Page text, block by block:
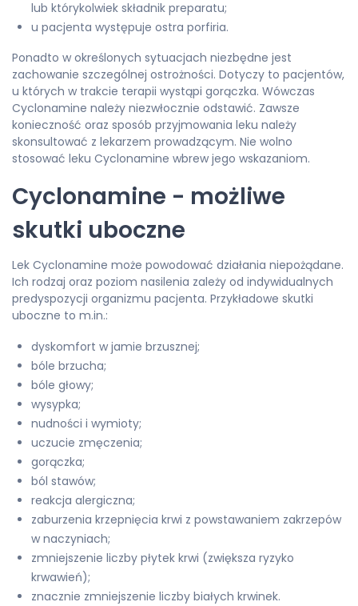
lub którykolwiek składnik preparatu;
u pacjenta występuje ostra porfiria.
Ponadto w określonych sytuacjach niezbędne jest
zachowanie szczególnej ostrożności. Dotyczy to pacjentów,
u których w trakcie terapii wystąpi gorączka. Wówczas
Cyclonamine należy niezwłocznie odstawić. Zawsze
konieczność oraz sposób przyjmowania leku należy
skonsultować z lekarzem prowadzącym. Nie wolno
stosować leku Cyclonamine wbrew jego wskazaniom.
Cyclonamine - możliwe
skutki uboczne
Lek Cyclonamine może powodować działania niepożądane.
Ich rodzaj oraz poziom nasilenia zależy od indywidualnych
predyspozycji organizmu pacjenta. Przykładowe skutki
uboczne to m.in.:
dyskomfort w jamie brzusznej;
bóle brzucha;
bóle głowy;
wysypka;
nudności i wymioty;
uczucie zmęczenia;
gorączka;
ból stawów;
reakcja alergiczna;
zaburzenia krzepnięcia krwi z powstawaniem zakrzepów
w naczyniach;
zmniejszenie liczby płytek krwi (zwiększa ryzyko
krwawień);
znacznie zmniejszenie liczby białych krwinek.